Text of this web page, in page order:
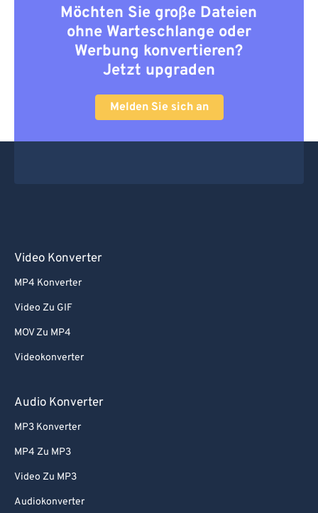
Möchten Sie große Dateien
ohne Warteschlange oder
Werbung konvertieren?
Jetzt upgraden
Melden Sie sich an
Video Konverter
MP4 Konverter
Video Zu GIF
MOV Zu MP4
Videokonverter
Audio Konverter
MP3 Konverter
MP4 Zu MP3
Video Zu MP3
Audiokonverter